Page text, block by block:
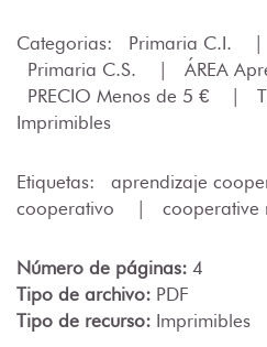
Categorias: Primaria C.I. |
Primaria C.S.
| ÁREA
PRECIO Menos de 5 €
|
Imprimibles
Etiquetas: aprendizaje
cooperativo
| cooperative
Número de páginas: 4
Tipo de archivo: PDF
Tipo de recurso: Imprimibles